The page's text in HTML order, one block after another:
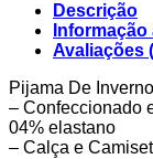
Descrição
Informação
Avaliações
Pijama De
– Confeccionado
04% elastano
– Calça e